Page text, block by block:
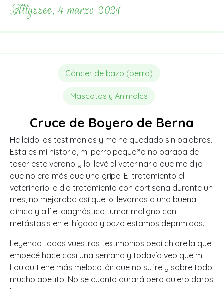
Allyzzee, 4 marzo 2021
Cáncer de bazo (perro)
Mascotas y Animales
Cruce de Boyero de Berna
He leído los testimonios y me he quedado sin palabras.
Esta es mi historia, mi perro pequeño no paraba de
toser este verano y lo llevé al veterinario que me dijo
que no era más que una gripe. El tratamiento el
veterinario le dio tratamiento con cortisona durante un
mes, no mejoraba así que lo llevamos a una buena
clínica y allí el diagnóstico tumor maligno con
metástasis en el hígado y bazo estamos deprimidos.
Leyendo todos vuestros testimonios pedí chlorella que
empecé hace casi una semana y todavía veo que mi
Loulou tiene más melocotón que no sufre y sobre todo
mucho apetito. No se cuanto durará pero quiero daros